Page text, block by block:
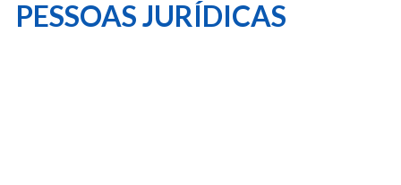
PESSOAS JURÍDICAS